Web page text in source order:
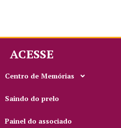
ACESSE
Centro de Memórias
Saindo do prelo
Painel do associado